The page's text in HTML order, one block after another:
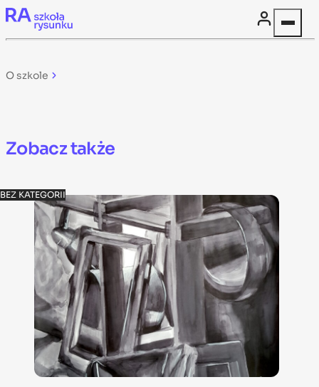
Skip to content
O szkole
Zobacz także
BEZ KATEGORII